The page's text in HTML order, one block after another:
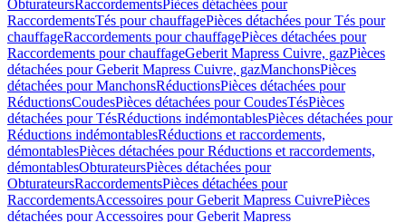
ObturateursRaccordementsPièces détachées pour
RaccordementsTés pour chauffagePièces détachées pour Tés pour
chauffageRaccordements pour chauffagePièces détachées pour
Raccordements pour chauffageGeberit Mapress Cuivre, gazPièces
détachées pour Geberit Mapress Cuivre, gazManchonsPièces
détachées pour ManchonsRéductionsPièces détachées pour
RéductionsCoudesPièces détachées pour CoudesTésPièces
détachées pour TésRéductions indémontablesPièces détachées pour
Réductions indémontablesRéductions et raccordements,
démontablesPièces détachées pour Réductions et raccordements,
démontablesObturateursPièces détachées pour
ObturateursRaccordementsPièces détachées pour
RaccordementsAccessoires pour Geberit Mapress CuivrePièces
détachées pour Accessoires pour Geberit Mapress